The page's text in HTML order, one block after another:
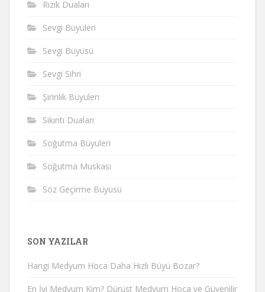
Rızık Duaları
Sevgi Büyüleri
Sevgi Büyüsü
Sevgi Sihri
Şirinlik Büyüleri
Sıkıntı Duaları
Soğutma Büyüleri
Soğutma Muskası
Söz Geçirme Büyüsü
SON YAZILAR
Hangi Medyum Hoca Daha Hızlı Büyü Bozar?
En İyi Medyum Kim? Dürüst Medyum Hoca ve Güvenilir